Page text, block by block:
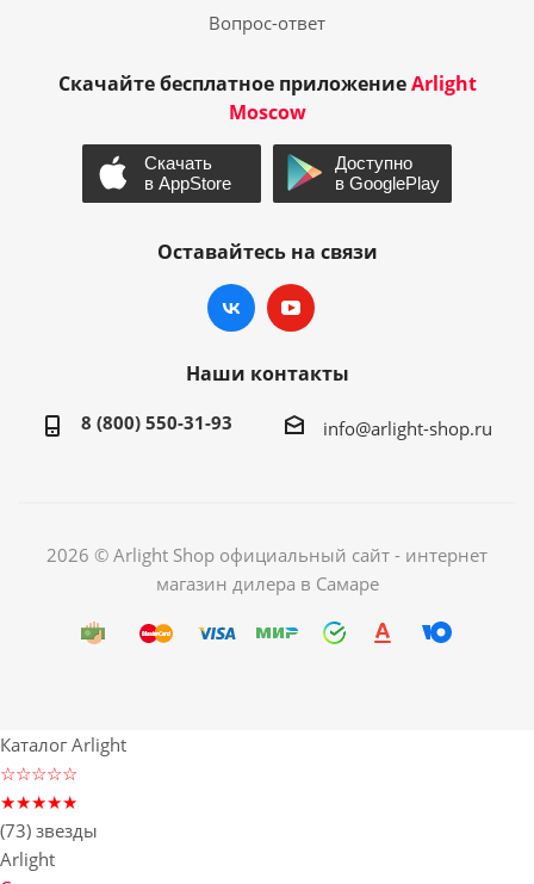
Вопрос-ответ
Скачайте бесплатное приложениеArlight
Moscow
Оставайтесь на связи
Наши контакты
8 (800) 550-31-93 info@arlight-shop.ru
2026 © Arlight Shop официальный сайт - интернет
магазин дилера в Самаре
Каталог Arlight
☆☆☆☆☆
★★★★★
(73) звезды
Arlight